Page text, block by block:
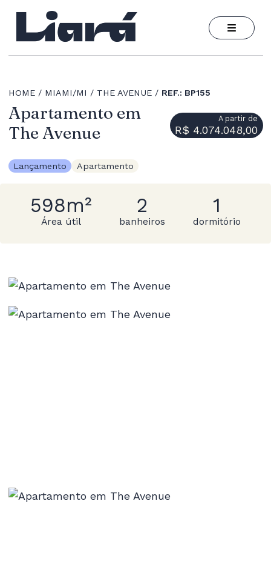
HOME MIAMI/MI THE AVENUE REF.: BP155
Apartamento em
The Avenue
A partir de
R$ 4.074.048,00
Lançamento Apartamento
598m²
Área útil
2
banheiros
1
dormitório